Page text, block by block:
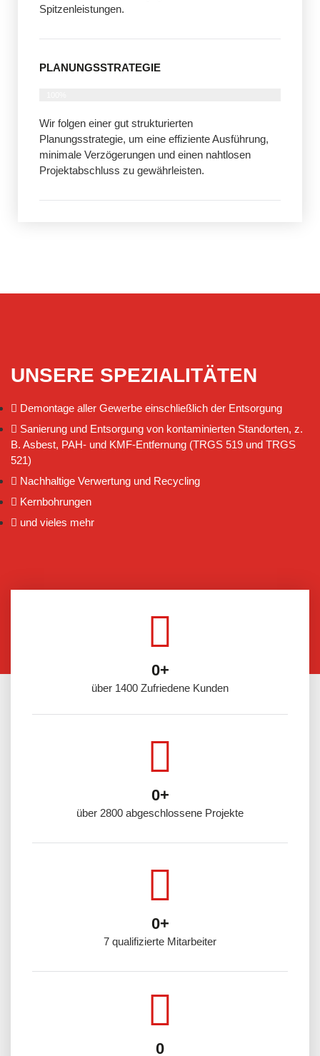
Spitzenleistungen.
PLANUNGSSTRATEGIE
Wir folgen einer gut strukturierten
Planungsstrategie, um eine effiziente Ausführung,
minimale Verzögerungen und einen nahtlosen
Projektabschluss zu gewährleisten.
UNSERE SPEZIALITÄTEN
Demontage aller Gewerbe einschließlich der Entsorgung
Sanierung und Entsorgung von kontaminierten Standorten, z.
B. Asbest, PAH- und KMF-Entfernung (TRGS 519 und TRGS
521)
Nachhaltige Verwertung und Recycling
Kernbohrungen
und vieles mehr
0+
über 1400 Zufriedene Kunden
0+
über 2800 abgeschlossene Projekte
0+
7 qualifizierte Mitarbeiter
0